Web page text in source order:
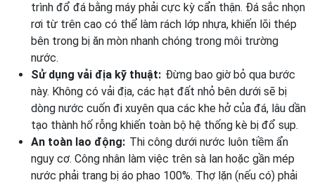
trình đổ đá bằng máy phải cực kỳ cẩn thận. Đá sắc nhọn
rơi từ trên cao có thể làm rách lớp nhựa, khiến lõi thép
bên trong bị ăn mòn nhanh chóng trong môi trường
nước.
Sử dụng vải địa kỹ thuật: Đừng bao giờ bỏ qua bước
này. Không có vải địa, các hạt đất nhỏ bên dưới sẽ bị
dòng nước cuốn đi xuyên qua các khe hở của đá, lâu dần
tạo thành hố rỗng khiến toàn bộ hệ thống kè bị đổ sụp.
An toàn lao động: Thi công dưới nước luôn tiềm ẩn
nguy cơ. Công nhân làm việc trên sà lan hoặc gần mép
nước phải trang bị áo phao 100%. Thợ lặn (nếu có) phải